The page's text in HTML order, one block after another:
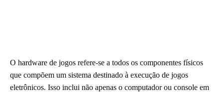
O hardware de jogos refere-se a todos os componentes físicos
que compõem um sistema destinado à execução de jogos
eletrônicos. Isso inclui não apenas o computador ou console em